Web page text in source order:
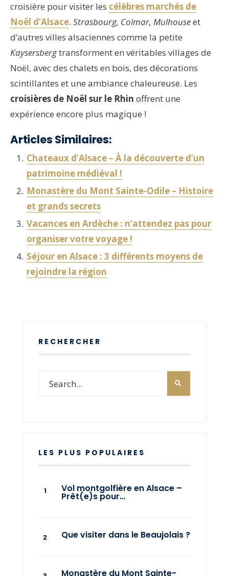
croisière pour visiter les célèbres marchés de
Noël d’Alsace. Strasbourg, Colmar, Mulhouseet
d’autres villes alsaciennes comme la petite
Kaysersbergtransforment en véritables villages de
Noël, avec des chalets en bois, des décorations
scintillantes et une ambiance chaleureuse. Les
croisières de Noël sur le Rhin offrent une
expérience encore plus magique !
Articles Similaires:
Chateaux d’Alsace – À la découverte d’un
patrimoine médiéval !
Monastère du Mont Sainte-Odile – Histoire
et grands secrets
Vacances en Ardèche : n’attendez pas pour
organiser votre voyage !
Séjour en Alsace : 3 différents moyens de
rejoindre la région
RECHERCHER
LES PLUS POPULAIRES
Vol montgolfière en Alsace –
Prêt(e)s pour…
Que visiter dans le Beaujolais ?
Monastère du Mont Sainte-